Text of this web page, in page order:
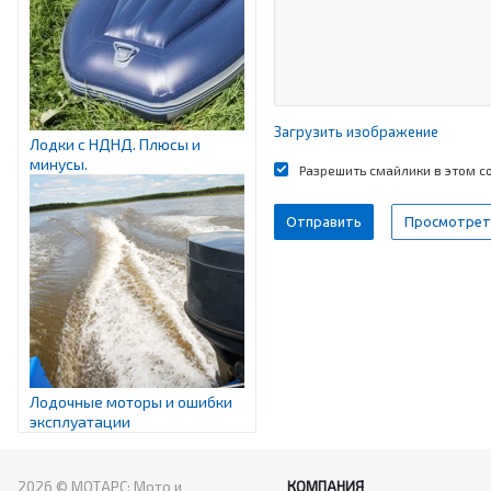
Лодки с НДНД. Плюсы и
минусы.
Лодочные моторы и ошибки
эксплуатации
Загрузить изображение
Разрешить смайлики в этом
2026 © МОТАРС: Мото и КОМПАНИЯ